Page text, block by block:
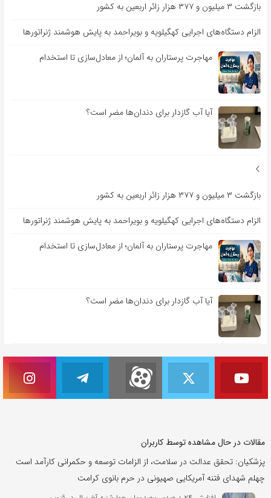
بازگشت ۳ میلیون و ۳۷۷ هزار زائر اربعین به کشور
الزام دستگاه‌های اجرایی کهگیلویه و بویراحمد به پایش هوشمند ژنراتورها
مهاجرت پرستاران به آلمان؛ از معادل‌سازی تا استخدام
آیا آب گازدار برای دندان‌ها مضر است؟
بازگشت ۳ میلیون و ۳۷۷ هزار زائر اربعین به کشور
الزام دستگاه‌های اجرایی کهگیلویه و بویراحمد به پایش هوشمند ژنراتورها
مهاجرت پرستاران به آلمان؛ از معادل‌سازی تا استخدام
آیا آب گازدار برای دندان‌ها مضر است؟
مقالات در حال مشاهده توسط کاربران
پزشکیان: تحقق عدالت در سلامت، از الزامات توسعه و حکمرانی کارآمد است
چهلم شهدای فتنه آمریکایی صهیونی در حرم بانوی کرامت